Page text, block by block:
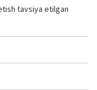
tavsiya etilgan